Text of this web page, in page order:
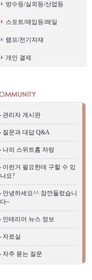
방수등/실외등/산업등
스포트/매입등/레일
램프/전기자재
개인 결제
관리자 게시판
질문과 대답 Q&A
나의 스위트홈 자랑
이런거 필요한데 구할 수 있
나요?
안녕하세요^^ 잠깐들렀습니
다~
인테리어 뉴스 정보
자료실
자주 묻는 질문